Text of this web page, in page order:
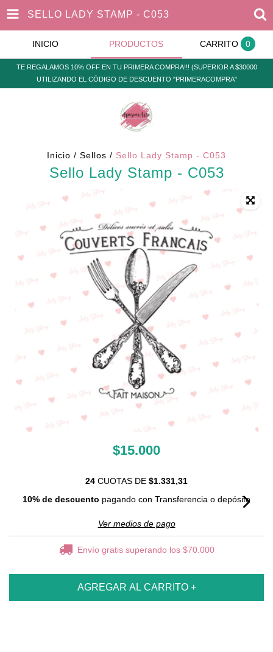
SELLO LADY STAMP - C053
INICIO PRODUCTOS CARRITO 0
TE REGALAMOS 10% OFF EN TU PRIMERA COMPRA!!! (SUPERIOR A $30000
UTILIZANDO EL CÓDIGO DE DESCUENTO "PRIMERACOMPRA"
Inicio / Sellos / Sello Lady Stamp - C053
Sello Lady Stamp - C053
$15.000
24 CUOTAS DE $1.331,31
10% de descuento pagando con Transferencia o depósito
Ver medios de pago
Envío gratis superando los $70.000